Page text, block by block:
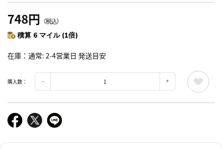
748円 （税込）
積算 6 マイル (1倍)
在庫 通常: 2-4営業日 発送目安
購入数：